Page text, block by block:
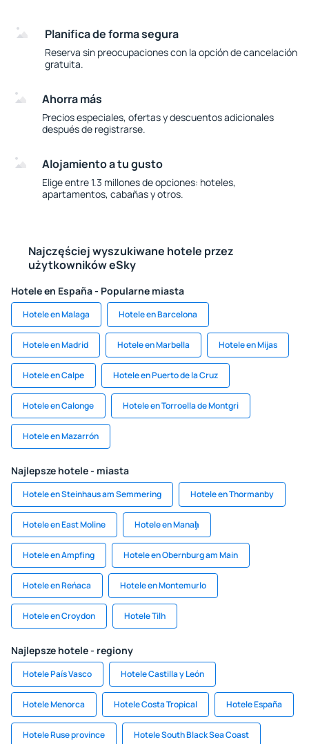
Planifica de forma segura
Reserva sin preocupaciones con la opción de cancelación
gratuita.
Ahorra más
Precios especiales, ofertas y descuentos adicionales
después de registrarse.
Alojamiento a tu gusto
Elige entre 1.3 millones de opciones: hoteles,
apartamentos, cabañas y otros.
Najczęściej wyszukiwane hotele przez
użytkowników eSky
Hotele en España - Popularne miasta
Hotele en Malaga Hotele en Barcelona
Hotele en Madrid Hotele en Marbella Hotele en Mijas
Hotele en Calpe Hotele en Puerto de la Cruz
Hotele en Calonge Hotele en Torroella de Montgri
Hotele en Mazarrón
Najlepsze hotele - miasta
Hotele en Steinhaus am Semmering Hotele en Thormanby
Hotele en East Moline Hotele en Manaḩ
Hotele en Ampfing Hotele en Obernburg am Main
Hotele en Reńaca Hotele en Montemurlo
Hotele en Croydon Hotele Tilh
Najlepsze hotele - regiony
Hotele País Vasco Hotele Castilla y León
Hotele Menorca Hotele Costa Tropical Hotele España
Hotele Ruse province Hotele South Black Sea Coast